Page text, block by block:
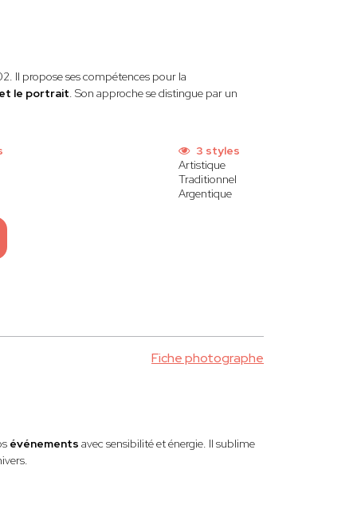
Il propose ses compétences pour la
le portrait. Son approche se distingue par un
3 styles
Artistique
Traditionnel
Argentique
Fiche photographe
événements avec sensibilité et énergie. Il sublime